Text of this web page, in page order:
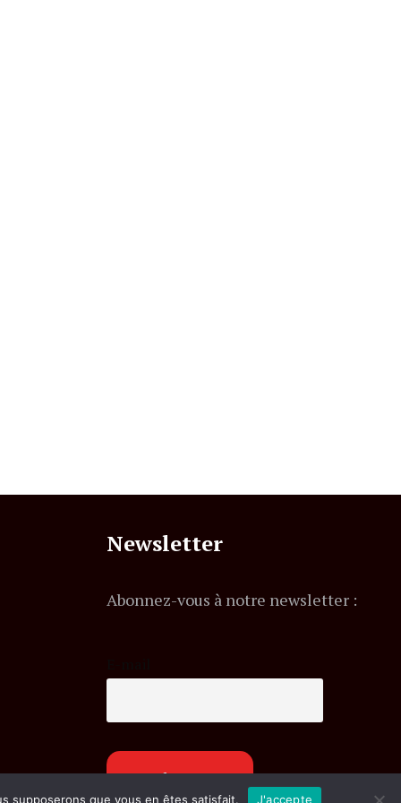
Newsletter
Abonnez-vous à notre newsletter :
supposerons que vous en êtes satisfait. J'accepte